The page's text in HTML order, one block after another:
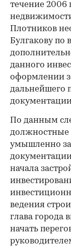
течение 2006
Плотников
Булгакову по
данного
оформлении
дальнейшего
документации
По данным
должностные
умышленно
начала
ведения
глава города
начать